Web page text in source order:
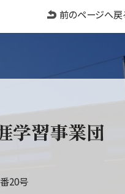
前のページへ戻
学習事業団
20号